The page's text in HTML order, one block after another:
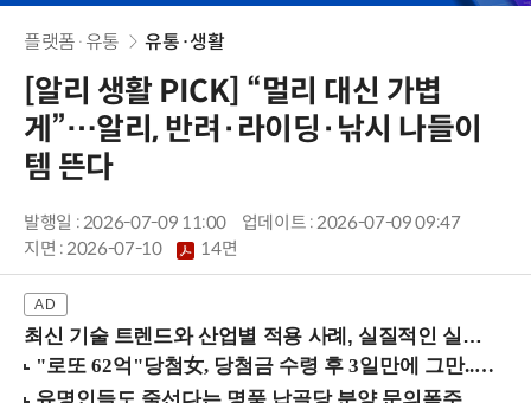
플랫폼·유통 유통·생활
[알리 생활 PICK] “멀리 대신 가볍
게”…알리, 반려·라이딩·낚시 나들이
템 뜬다
발행일 : 2026-07-09 11:00
업데이트 : 2026-07-09 09:47
지면 :2026-07-10 14면
최신 기술 트렌드와 산업별 적용 사례, 실질적인 실행 전략을 공유 (9/18 양재역)